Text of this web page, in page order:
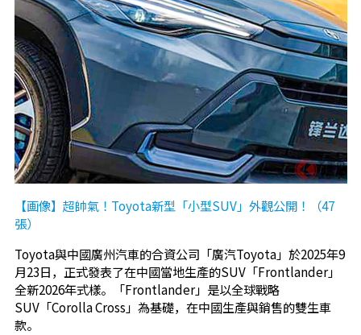
【画像】超帥氣！Toyota新型「小型SUV」外觀公開！（47
張）
Toyota與中國廣州汽車的合資公司「廣汽Toyota」於2025年9
月23日，正式發表了在中國當地生產的SUV「Frontlander」
全新2026年式樣。「Frontlander」是以全球戰略
SUV「Corolla Cross」為基礎，在中國生產與銷售的雙生車
款。